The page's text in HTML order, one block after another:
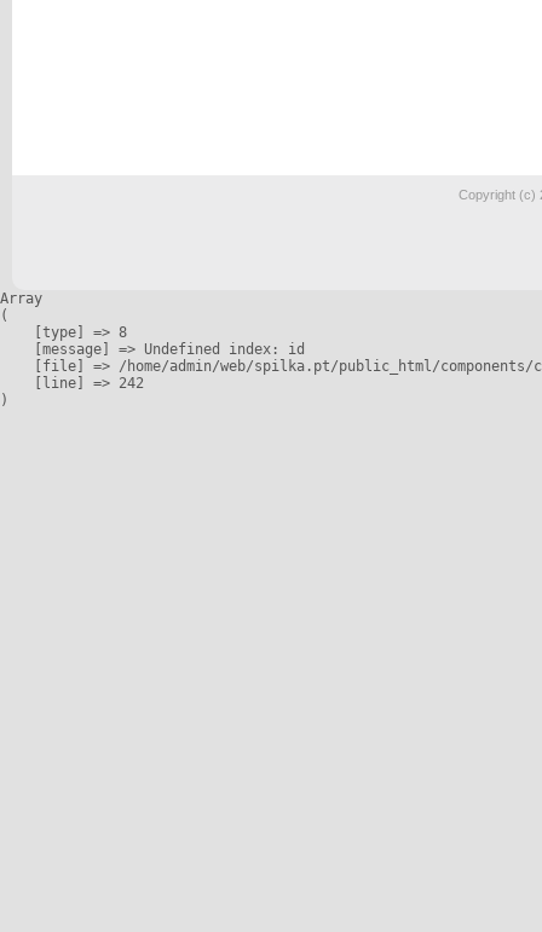
Copyright (c)
Array
(
    [type] => 8
    [message] => Undefined index: id
[file] => /home/admin/web/spilka.pt/public_html/
    [line] => 242